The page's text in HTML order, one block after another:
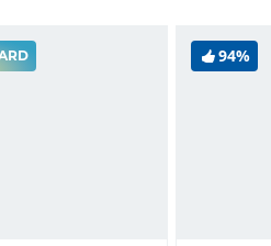
94%